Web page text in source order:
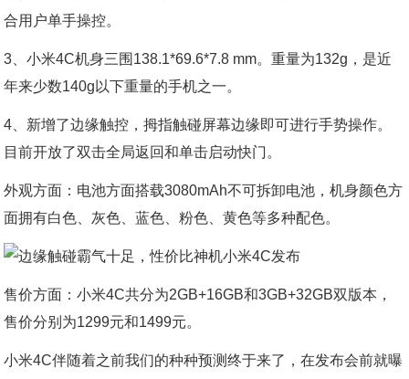
合用户单手操控。
3、小米4C机身三围138.1*69.6*7.8 mm。重量为132g，是近
年来少数140g以下重量的手机之一。
4、新增了边缘触控，拇指触碰屏幕边缘即可进行手势操作。
目前开放了双击全局返回和单击启动快门。
外观方面：电池方面搭载3080mAh不可拆卸电池，机身颜色方
面拥有白色、灰色、蓝色、粉色、黄色等多种配色。
售价方面：小米4C共分为2GB+16GB和3GB+32GB双版本，
售价分别为1299元和1499元。
小米4C伴随着之前我们的种种预测终于来了，在发布会前就曝